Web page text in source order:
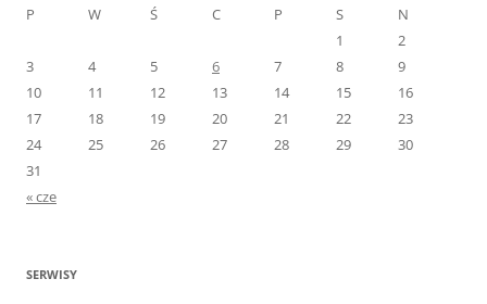
P
W Ś C P S
N
1
2
3
4 5 6 7 8
9
10
11 12 13 14 15
16
17
18 19 20 21 22
23
24
25 26 27 28 29
30
31
« cze
SERWISY